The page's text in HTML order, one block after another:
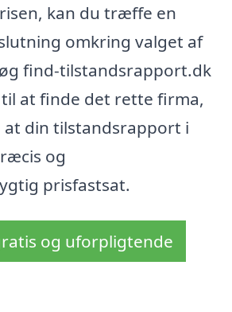
kan du træffe en
omkring valget af
find-tilstandsrapport.dk
at finde det rette firma,
at din tilstandsrapport i
og
prisfastsat.
og uforpligtende